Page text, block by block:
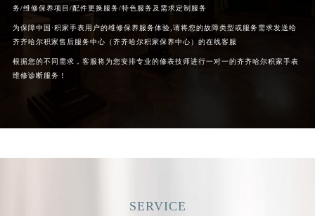
务/维修保养项目/配件更换服务/特色服务及需求定制服务
为保障中国·积家手表用户的维修保养服务体验,请将您的故障类型或服务需求发送给
齐齐哈尔积家售后服务中心（齐齐哈尔积家保养中心）的在线客服
根据您的不同需求，客服将为您安排专业的修表技师进行一对一的齐齐哈尔积家手表
维修诊断服务！
SERVICE